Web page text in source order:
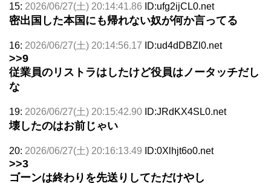
15: 2026/06/27(土) 20:14:41.86 ID:ufg2ijCL0.net
密出国した本国にも帰れない奴が何か言ってる
16: 2026/06/27(土) 20:14:56.17 ID:ud4dDBZl0.net
>>9
従業員のリストラはしたけど役員はノータッチだし
な
19: 2026/06/27(土) 20:15:42.90 ID:JRdKX4SL0.net
壊したのはお前じゃい
20: 2026/06/27(土) 20:16:13.49 ID:0Xlhjt6o0.net
>>3
ゴーンは終わりを先送りしてただけやし